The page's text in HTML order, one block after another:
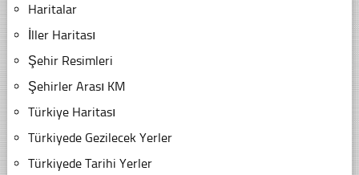
Haritalar
İller Haritası
Şehir Resimleri
Şehirler Arası KM
Türkiye Haritası
Türkiyede Gezilecek Yerler
Türkiyede Tarihi Yerler